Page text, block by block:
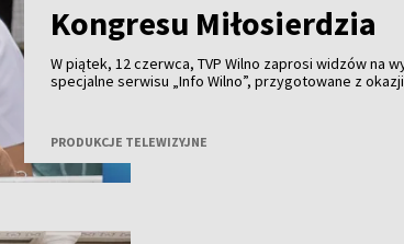
Kongresu Miłosierdzia
W piątek, 12 czerwca, TVP Wilno zaprosi widzów na
specjalne serwisu „Info Wilno”, przygotowane z
PRODUKCJE TELEWIZYJNE